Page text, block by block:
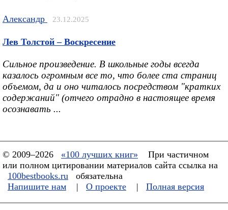
Александр 23.12.2025
Лев Толстой – Воскресение
Сильное произведение. В школьные годы всегда
казалось огромным все то, что более ста страниц
объемом, да и оно читалось посредством "кратких
содержаний" (отчего отрадно в настоящее время
осознавать ...
© 2009–2026 «100 лучших книг»
При частичном
или полном цитировании материалов сайта ссылка на
100bestbooks.ru
обязательна
Напишите нам
| О проекте | Полная версия